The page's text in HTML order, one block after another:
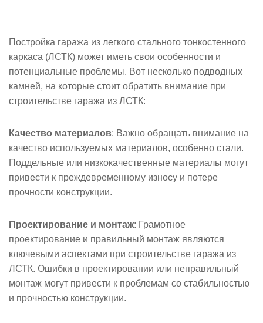
Постройка гаража из легкого стального тонкостенного
каркаса (ЛСТК) может иметь свои особенности и
потенциальные проблемы. Вот несколько подводных
камней, на которые стоит обратить внимание при
строительстве гаража из ЛСТК:
Качество материалов: Важно обращать внимание на
качество используемых материалов, особенно стали.
Поддельные или низкокачественные материалы могут
привести к преждевременному износу и потере
прочности конструкции.
Проектирование и монтаж: Грамотное
проектирование и правильный монтаж являются
ключевыми аспектами при строительстве гаража из
ЛСТК. Ошибки в проектировании или неправильный
монтаж могут привести к проблемам со стабильностью
и прочностью конструкции.